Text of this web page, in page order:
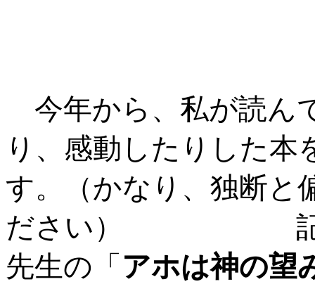
今年から、私が読ん
り、感動したりした
す。（かなり、独断と
ださい）
先生の「 アホは神の望